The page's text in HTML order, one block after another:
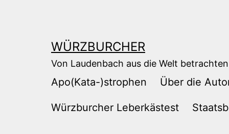
WÜRZBURCHER
Von Laudenbach aus die Welt betrachten
Apo(Kata-)strophen Über die
Würzburcher Leberkästest